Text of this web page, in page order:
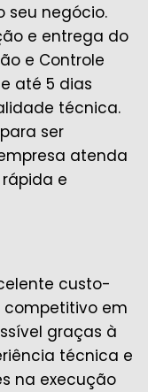
seu negócio.
e entrega do
e Controle
até 5 dias
técnica.
ser
atenda
e
custo-
em
graças à
técnica e
na execução